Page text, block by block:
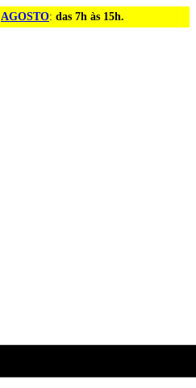
AGOSTO: das 7h às 15h.